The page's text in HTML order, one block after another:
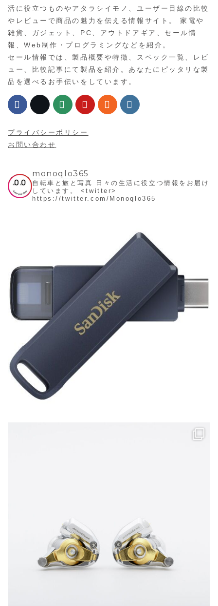
活に役立つものやアタラシイモノ、ユーザー目線の比較
やレビューで商品の魅力を伝える情報サイト。 家電や
雑貨、ガジェット、PC、アウトドアギア、セール情
報、Web制作・プログラミングなどを紹介。
セール情報では、製品概要や特徴、スペック一覧、レビ
ュー、比較記事にて製品を紹介。あなたにピッタリな製
品を選べるお手伝いをしています。
プライバシーポリシー
お問い合わせ
monoqlo365
自転車と旅と写真
日々の生活に役立つ情報をお届け
しています。
<twitter>
https://twitter.com/Monoqlo365